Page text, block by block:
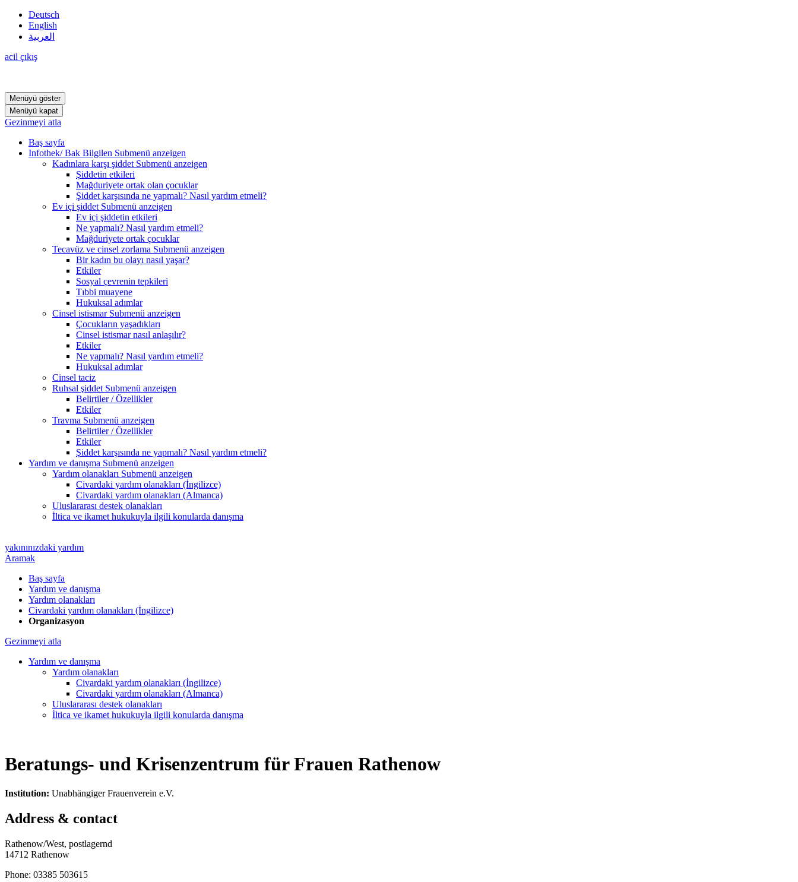
Deutsch
English
العربية
acil çıkış
Menüyü göster
Menüyü kapat
Gezinmeyi atla
Baş sayfa
Infothek/ Bak Bilgilen Submenü anzeigen
Kadınlara karşı şiddet Submenü anzeigen
Şiddetin etkileri
Mağduriyete ortak olan çocuklar
Şiddet karşısında ne yapmalı? Nasıl yardım etmeli?
Ev içi şiddet Submenü anzeigen
Ev içi şiddetin etkileri
Ne yapmalı? Nasıl yardım etmeli?
Mağduriyete ortak çocuklar
Tecavüz ve cinsel zorlama Submenü anzeigen
Bir kadın bu olayı nasıl yaşar?
Etkiler
Sosyal çevrenin tepkileri
Tıbbi muayene
Hukuksal adımlar
Cinsel istismar Submenü anzeigen
Çocukların yaşadıkları
Cinsel istismar nasıl anlaşılır?
Etkiler
Ne yapmalı? Nasıl yardım etmeli?
Hukuksal adımlar
Cinsel taciz
Ruhsal şiddet Submenü anzeigen
Belirtiler / Özellikler
Etkiler
Travma Submenü anzeigen
Belirtiler / Özellikler
Etkiler
Şiddet karşısında ne yapmalı? Nasıl yardım etmeli?
Yardım ve danışma Submenü anzeigen
Yardım olanakları Submenü anzeigen
Civardaki yardım olanakları (İngilizce)
Civardaki yardım olanakları (Almanca)
Uluslararası destek olanakları
İltica ve ikamet hukukuyla ilgili konularda danışma
yakınınızdaki yardım
Aramak
Baş sayfa
Yardım ve danışma
Yardım olanakları
Civardaki yardım olanakları (İngilizce)
Organizasyon
Gezinmeyi atla
Yardım ve danışma
Yardım olanakları
Civardaki yardım olanakları (İngilizce)
Civardaki yardım olanakları (Almanca)
Uluslararası destek olanakları
İltica ve ikamet hukukuyla ilgili konularda danışma
Beratungs- und Krisenzentrum für Frauen Rathenow
Institution: Unabhängiger Frauenverein e.V.
Address & contact
Rathenow/West, postlagernd
14712 Rathenow
Phone: 03385 503615